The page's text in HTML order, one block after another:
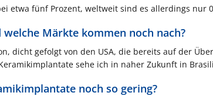
etwa fünf Prozent, weltweit sind es allerdings nur
Märkte kommen noch nach?
dicht gefolgt von den USA, die bereits auf der
sehe ich in naher Zukunft in
noch so gering?